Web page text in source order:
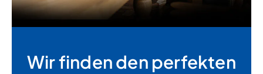
Wir finden den perfekten